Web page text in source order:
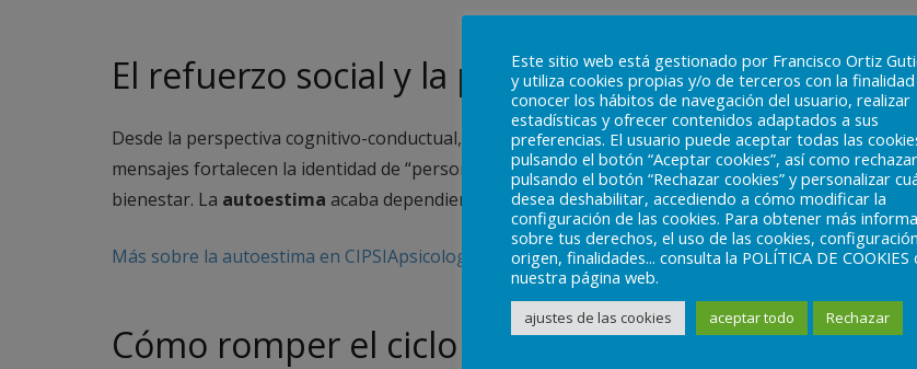
El refuerzo social y la pérdida de autoestima
Desde la perspectiva cognitivo-conductual, este patrón se mantiene por los refuerzos sociales:
mensajes fortalecen la identidad de “persona útil”. Sin embargo, casi nunca se refuerza el
bienestar. La autoestima acaba dependiendo más de la aprobación externa que del
Más sobre la autoestima en CIPSIApsicologos
Cómo romper el ciclo de la dependencia de la
Este sitio web está gestionado por Francisco Ortiz
y utiliza cookies propias y/o de terceros con la
conocer los hábitos de navegación del usuario, realizar
estadísticas y ofrecer contenidos adaptados a sus
preferencias. El usuario puede aceptar todas las
pulsando el botón “Aceptar cookies”, así como
pulsando el botón “Rechazar cookies” y personalizar
desea deshabilitar, accediendo a cómo modificar la
configuración de las cookies. Para obtener más
sobre tus derechos, el uso de las cookies,
origen, finalidades... consulta la POLÍTICA DE COOKIES
nuestra página web.
ajustes de las cookies aceptar todo Rechazar